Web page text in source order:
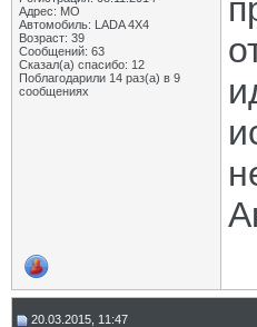
Адрес: МО
Автомобиль: LADA 4X4
Возраст: 39
Сообщений: 63
Сказал(а) спасибо: 12
Поблагодарили 14 раз(а) в 9
сообщениях
20.03.2015, 11:47